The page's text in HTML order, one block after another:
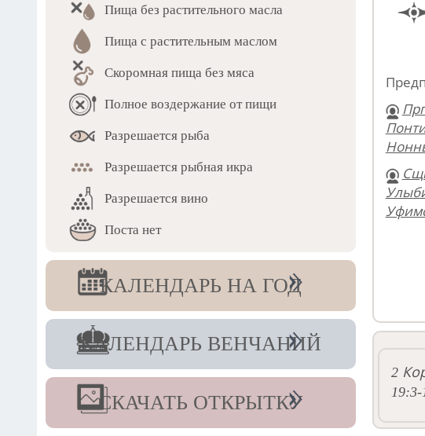
Пища без растительного масла
Пища с растительным маслом
Скоромная пища без мяса
Полное воздержание от пищи
Разрешается рыба
Разрешается рыбная икра
Разрешается вино
Поста нет
КАЛЕНДАРЬ НА ГОД
КАЛЕНДАРЬ ВЕНЧАНИЙ
СКАЧАТЬ ОТКРЫТКУ
2
19:3-